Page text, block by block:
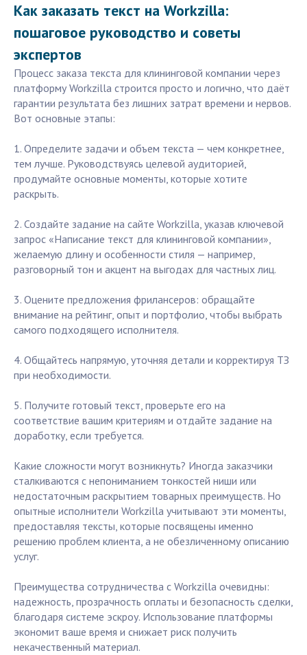
Как заказать текст на Workzilla:
пошаговое руководство и советы
экспертов
Процесс заказа текста для клининговой компании через
платформу Workzilla строится просто и логично, что даёт
гарантии результата без лишних затрат времени и нервов.
Вот основные этапы:
1. Определите задачи и объем текста — чем конкретнее,
тем лучше. Руководствуясь целевой аудиторией,
продумайте основные моменты, которые хотите
раскрыть.
2. Создайте задание на сайте Workzilla, указав ключевой
запрос «Написание текст для клининговой компании»,
желаемую длину и особенности стиля — например,
разговорный тон и акцент на выгодах для частных лиц.
3. Оцените предложения фрилансеров: обращайте
внимание на рейтинг, опыт и портфолио, чтобы выбрать
самого подходящего исполнителя.
4. Общайтесь напрямую, уточняя детали и корректируя ТЗ
при необходимости.
5. Получите готовый текст, проверьте его на
соответствие вашим критериям и отдайте задание на
доработку, если требуется.
Какие сложности могут возникнуть? Иногда заказчики
сталкиваются с непониманием тонкостей ниши или
недостаточным раскрытием товарных преимуществ. Но
опытные исполнители Workzilla учитывают эти моменты,
предоставляя тексты, которые посвящены именно
решению проблем клиента, а не обезличенному описанию
услуг.
Преимущества сотрудничества с Workzilla очевидны:
надежность, прозрачность оплаты и безопасность сделки,
благодаря системе эскроу. Использование платформы
экономит ваше время и снижает риск получить
некачественный материал.